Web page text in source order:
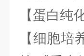
【蛋白纯
【细胞